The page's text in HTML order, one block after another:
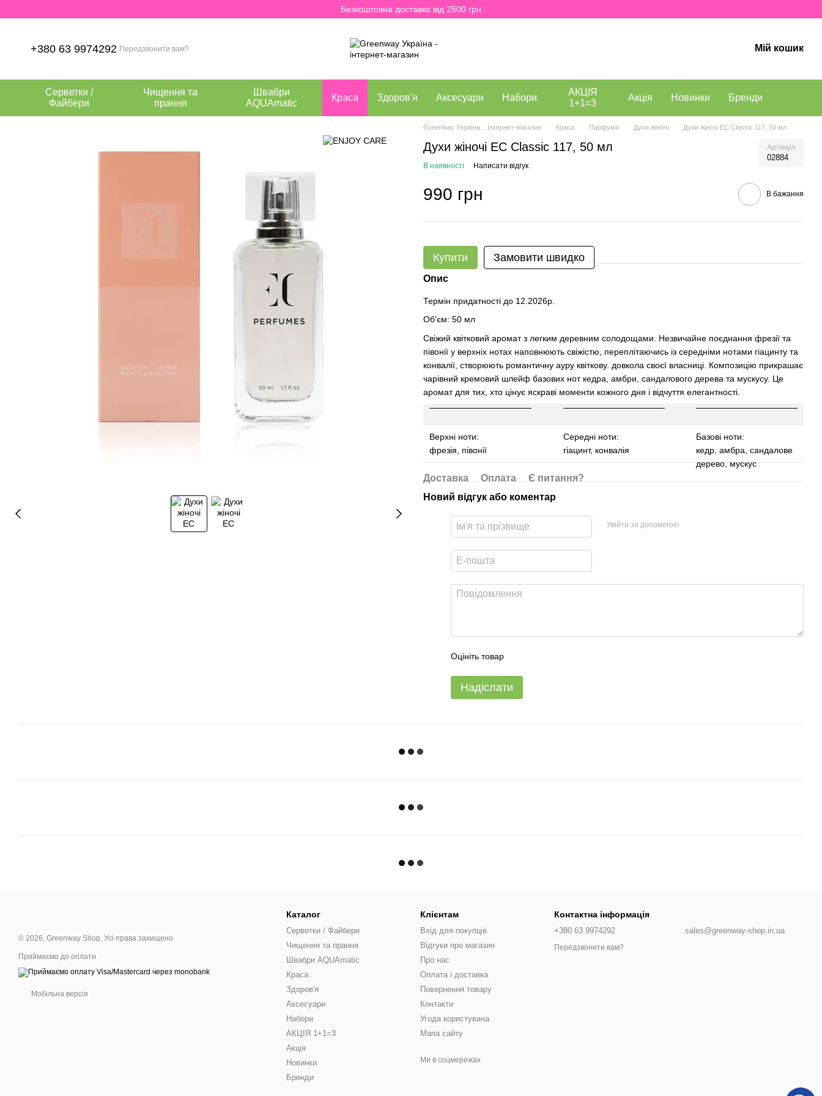
Безкоштовна доставка від 2500 грн
+380 63 9974292 Передзвонити вам? Мій кошик
Серветки /
Файбери
Чищення та
прання
Швабри
AQUAmatic
Краса Здоров'я Аксесуари Набори
АКЦІЯ
1+1=3
Акція Новинки Бренди
Greenway Україна :: Інтернет-магазин Краса Парфуми Духи жіночі Духи жіночі EC Classic 117, 50 мл
Духи жіночі EC Classic 117, 50 мл Артикул
02884
В наявності Написати відгук
990 грн В бажання
Купити Замовити швидко
Опис
Термін придатності до 12.2026р.
Об'єм: 50 мл
Свіжий квітковий аромат з легким деревним солодощами. Незвичайне поєднання фрезії та
півонії у верхніх нотах наповнюють свіжістю, переплітаючись із середніми нотами гіацинту та
конвалії, створюють романтичну ауру квіткову. довкола своєї власниці. Композицію прикрашає
чарівний кремовий шлейф базових нот кедра, амбри, сандалового дерева та мускусу. Це
аромат для тих, хто цінує яскраві моменти кожного дня і відчуття елегантності.
Верхні ноти:
фрезія, півонії
Середні ноти:
гіацинт, конвалія
Базові ноти:
кедр, амбра, сандалове
дерево, мускус
Доставка Оплата
Є питання?
Новий відгук або коментар
Увійти за допомогою
Оцініть товар
Надіслати
© 2026, Greenway Shop. Усі права захищено
Приймаємо до оплати
Мобільна версія
Каталог
Серветки / Файбери
Чищення та прання
Швабри AQUAmatic
Краса
Здоров'я
Аксесуари
Набори
АКЦІЯ 1+1=3
Акція
Новинки
Бренди
Клієнтам
Вхід для покупців
Відгуки про магазин
Про нас
Оплата і доставка
Повернення товару
Контакти
Угода користувача
Мапа сайту
Ми в соцмережах
Контактна інформація
+380 63 9974292
Передзвонити вам?
sales@greenway-shop.in.ua